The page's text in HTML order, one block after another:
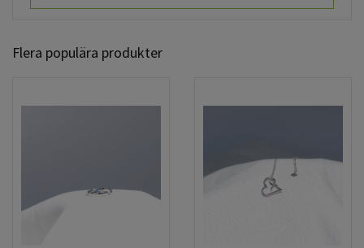
Flera populära produkter